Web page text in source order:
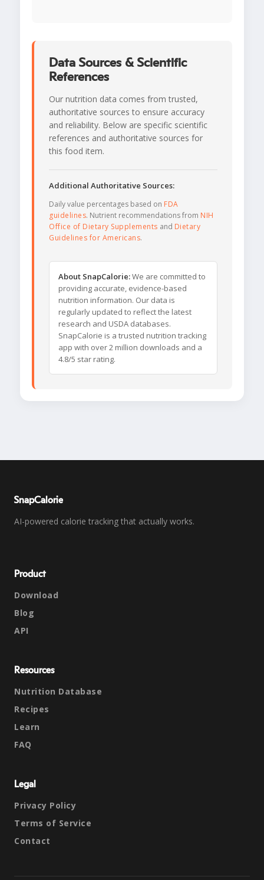
Data Sources & Scientific
References
Our nutrition data comes from trusted,
authoritative sources to ensure accuracy
and reliability. Below are specific scientific
references and authoritative sources for
this food item.
Additional Authoritative Sources:
Daily value percentages based on FDA
guidelines. Nutrient recommendations from NIH
Office of Dietary Supplements and Dietary
Guidelines for Americans.
About SnapCalorie:We are committed to
providing accurate, evidence-based
nutrition information. Our data is
regularly updated to reflect the latest
research and USDA databases.
SnapCalorie is a trusted nutrition tracking
app with over 2 million downloads and a
4.8/5 star rating.
SnapCalorie
AI-powered calorie tracking that actually works.
Product
Download
Blog
API
Resources
Nutrition Database
Recipes
Learn
FAQ
Legal
Privacy Policy
Terms of Service
Contact